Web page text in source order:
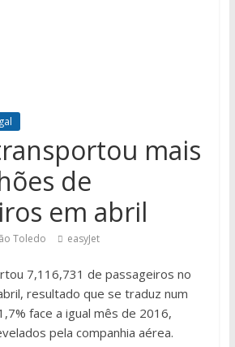
mais
de
em abril
Toledo easyJet
7,116,731 de passageiros no
resultado que se traduz num
face a igual mês de 2016,
pela companhia aérea.